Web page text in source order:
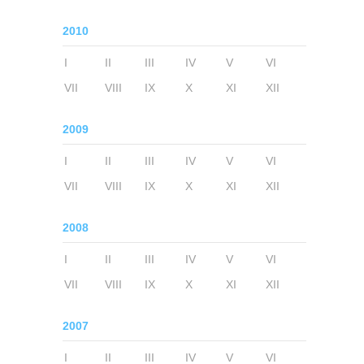
2010
I II III IV V
VI
VII
VIII IX X XI XII
2009
I II III IV V
VI
VII
VIII IX X XI XII
2008
I II III IV V
VI
VII
VIII IX X XI XII
2007
I II III IV V VI